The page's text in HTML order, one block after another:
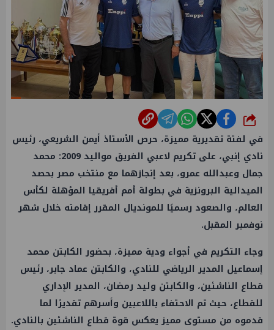
شارك
في لفتة تقديرية مميزة، حرص الأستاذ أيمن الشريعي، رئيس
نادي إنبي، على تكريم لاعبي الفريق مواليد 2009: محمد
جمال وعبدالله عمرو، بعد إنجازهما مع منتخب مصر بحصد
الميدالية البرونزية في بطولة أمم أفريقيا المؤهلة لكأس
العالم، والصعود رسميًا للمونديال المقرر إقامته خلال شهر
نوفمبر المقبل.
وجاء التكريم في أجواء ودية مميزة، بحضور الكابتن محمد
إسماعيل المدير الرياضي للنادي، والكابتن عماد جابر، رئيس
قطاع الناشئين، والكابتن وليد رمضان، المدير الإداري
للقطاع، حيث تم الاحتفاء باللاعبين وأسرهم تقديرًا لما
قدموه من مستوى مميز يعكس قوة قطاع الناشئين بالنادي.